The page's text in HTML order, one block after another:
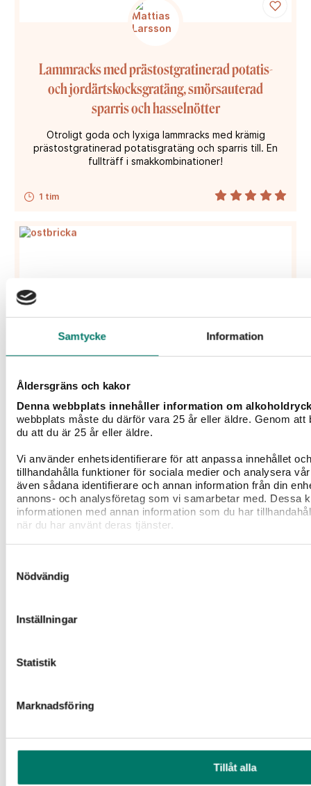
Samtycke Information
Åldersgräns och kakor
Denna webbplats innehåller information om
webbplats måste du därför vara 25 år eller äldre. Genom att
du att du är 25 år eller äldre.
Vi använder enhetsidentifierare för att anpassa innehållet
tillhandahålla funktioner för sociala medier och analysera
även sådana identifierare och annan information från din
annons- och analysföretag som vi samarbetar med. Dessa
informationen med annan information som du har
när du har använt deras tjänster.
Nödvändig
Inställningar
Statistik
Marknadsföring
Tillåt alla
1 tim
Lammracks med prästostgratinerad potatis-
och jordärtskocksgratäng, smörsauterad
sparris och hasselnötter
Otroligt goda och lyxiga lammracks med krämig
prästostgratinerad potatisgratäng och sparris till. En
fullträff i smakkombinationer!
Välj rätt vin till ost!
Ostbricka är en populär anrättning världen över. Den
serveras med aperitif, som dessert och på buffén....
grillpotatisar
Hemlagad bearnaise smaksatt med brynt smör som
möter karamelliserad potatis och perfekt tillagat kött.